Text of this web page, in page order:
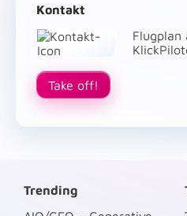
Kontakt
Flugplan
Take off!
Trending